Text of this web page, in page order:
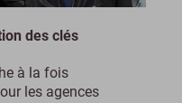
des clés
à la fois
les agences